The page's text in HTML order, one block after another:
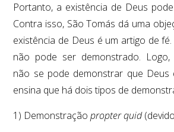
Portanto, a existência de Deus
Contra isso, São Tomás dá uma
existência de Deus é um artigo de
não pode ser demonstrado. Logo,
não se pode demonstrar que Deus
ensina que há dois tipos de
1) Demonstraçãopropter quid